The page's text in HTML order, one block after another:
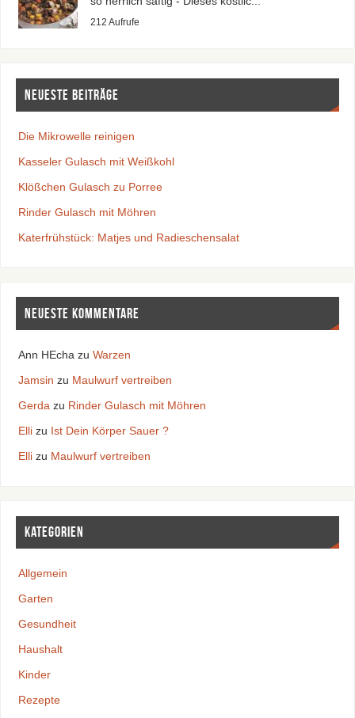
212 Aufrufe
Neueste Beiträge
Die Mikrowelle reinigen
Kasseler Gulasch mit Weißkohl
Klößchen Gulasch zu Porree
Rinder Gulasch mit Möhren
Katerfrühstück: Matjes und Radieschensalat
Neueste Kommentare
Ann HEcha zu Warzen
Jamsin zu Maulwurf vertreiben
Gerda zu Rinder Gulasch mit Möhren
Ellizu Ist Dein Körper Sauer ?
Ellizu Maulwurf vertreiben
Kategorien
Allgemein
Garten
Gesundheit
Haushalt
Kinder
Rezepte